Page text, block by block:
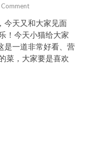
Comment
今天又和大家见面
！今天小猫给大家
是一道非常好看、营
菜，大家要是喜欢